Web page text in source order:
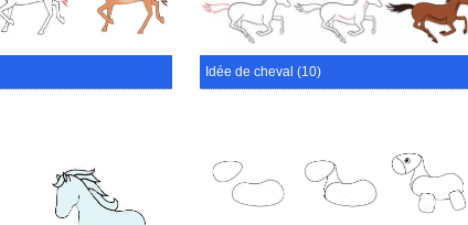
Idée de cheval (10)